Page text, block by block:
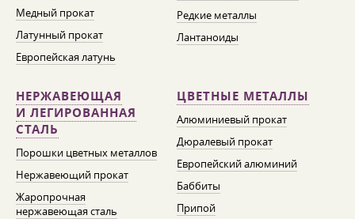
Медный прокат
Латунный прокат
Европейская латунь
Редкие металлы
Лантаноиды
НЕРЖАВЕЮЩАЯ
И ЛЕГИРОВАННАЯ
СТАЛЬ
Порошки цветных металлов
Нержавеющий прокат
Жаропрочная
нержавеющая сталь
ЦВЕТНЫЕ МЕТАЛЛЫ
Алюминиевый прокат
Дюралевый прокат
Европейский алюминий
Баббиты
Припой